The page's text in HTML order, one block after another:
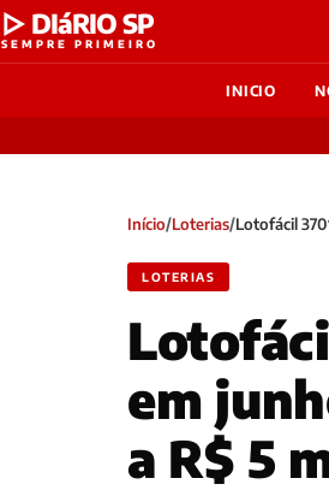
▷ DIáRIO SP
SEMPRE PRIMEIRO
INICIO
Início/Loterias/Lotofácil
LOTERIAS
em
a R$ 5